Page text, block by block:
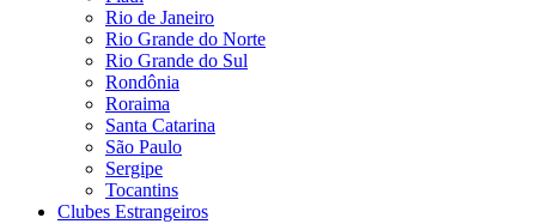
Rio de Janeiro
Rio Grande do Norte
Rio Grande do Sul
Rondônia
Roraima
Santa Catarina
São Paulo
Sergipe
Tocantins
Clubes Estrangeiros